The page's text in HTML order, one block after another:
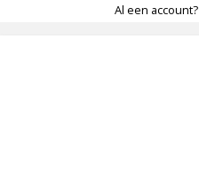
Al een account?